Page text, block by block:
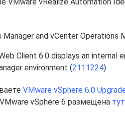
Manager and vCenter Operations
Client 6.0 displays an internal
environment (2111224)
VMware vSphere 6.0
vSphere 6 размещена тут